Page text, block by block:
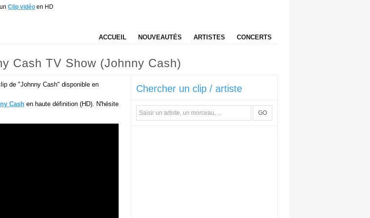
Clip vidéo en HD
ACCUEIL NOUVEAUTÉS ARTISTES CONCERTS
Cash TV Show (Johnny Cash)
de "Johnny Cash" disponible en
Cash en haute définition (HD). N'hésite
Chercher un clip / artiste
GO